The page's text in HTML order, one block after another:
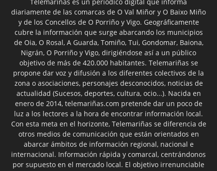
diariamente de las comarcas de O Val Miñor y O Baixo Miño
y de los Concellos de O Porriño y Vigo. Geográficamente
cubre la información que surge abarcando los municipios
de Oia, O Rosal, A Guarda, Tomiño, Tui, Gondomar, Baiona,
Nigrán, O Porriño y Vigo, dirigiéndose así a un público
objetivo de más de 420.000 habitantes. Telemariñas se
propone dar voz y difusión a los diferentes colectivos de la
zona o asociaciones, personajes desconocidos, noticias de
actualidad (Sucesos, deportes, cultura, ocio...). Nacida en
enero de 2014, telemariñas.com pretende dar un poco de
luz a los lectores a la hora de encontrar información local.
Con esta meta en el horizonte, Telemariñas se diferencia de
otros medios de comunicación que están orientados en
abarcar ámbitos de información regional, nacional e
internacional. Información rápida y comarcal, centrándonos
por supuesto en el mercado local. El objetivo irrenunciable